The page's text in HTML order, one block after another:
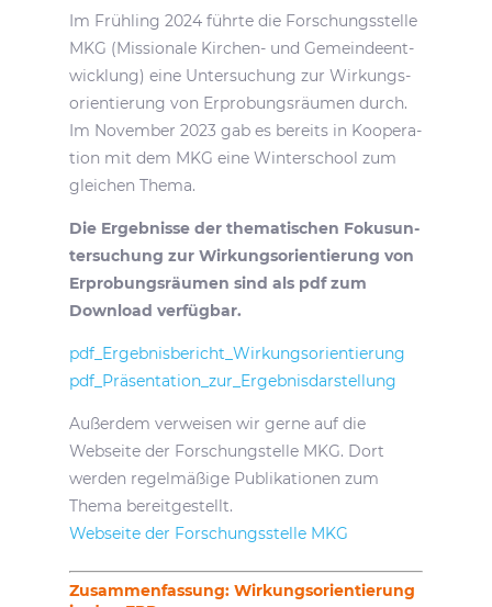
Im Früh­ling 2024 führte die Forschungs­stelle
MKG (Missio­nale Kirchen- und Gemein­de­ent­
wick­lung) eine Unter­su­chung zur Wirkungs­
ori­en­tie­rung von Erpro­bungs­räumen durch.
Im November 2023 gab es bereits in Koope­ra­
tion mit dem MKG eine Winter­school zum
glei­chen Thema.
Die Ergeb­nisse der thema­ti­schen Fokus­un­
ter­su­chung zur Wirkungs­ori­en­tie­rung von
Erpro­bungs­räumen sind als pdf zum
Down­load verfügbar.
pdf_​Ergebnisbericht_​Wirkungsorientierung
pdf_​Präsentation_​zur_​Ergebnisdarstellung
Außerdem verweisen wir gerne auf die
Webseite der Forschung­s­telle MKG. Dort
werden regel­mä­ßige Publi­ka­tionen zum
Thema bereitgestellt.
Webseite der Forschungs­stelle MKG
Zusam­men­fas­sung: Wirkungs­ori­en­tie­rung